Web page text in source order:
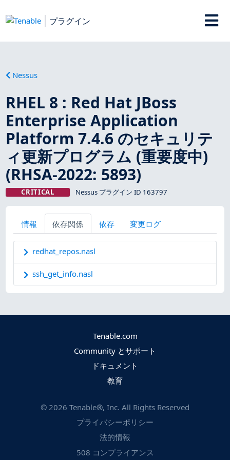
プラグイン
Nessus
RHEL 8 : Red Hat JBoss
Enterprise Application
Platform 7.4.6 のセキュリテ
ィ更新プログラム (重要度中)
(RHSA-2022: 5893)
CRITICAL Nessus プラグイン ID 163797
情報 依存関係 依存 変更ログ
redhat_repos.nasl
ssh_get_info.nasl
Tenable.com
Community とサポート
ドキュメント
教育
© 2026 Tenable®, Inc. All Rights Reserved
プライバシーポリシー
法的情報
508 コンプライアンス